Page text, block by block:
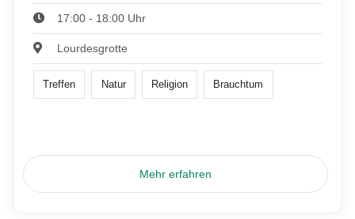
17:00 - 18:00 Uhr
Lourdesgrotte
Treffen Natur Religion Brauchtum
Mehr erfahren